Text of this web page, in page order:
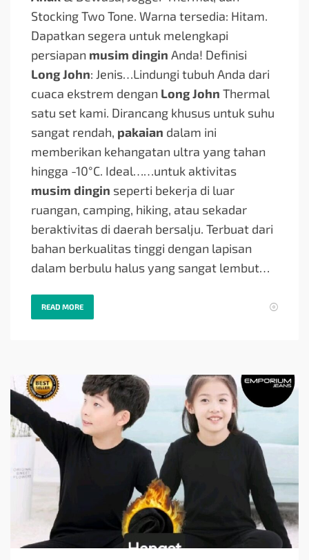
Stocking Two Tone. Warna tersedia: Hitam.
Dapatkan segera untuk melengkapi
persiapan musim dingin Anda! Definisi
Long John: Jenis…Lindungi tubuh Anda dari
cuaca ekstrem dengan Long John Thermal
satu set kami. Dirancang khusus untuk suhu
sangat rendah, pakaian dalam ini
memberikan kehangatan ultra yang tahan
hingga -10°C. Ideal……untuk aktivitas
musim dingin seperti bekerja di luar
ruangan, camping, hiking, atau sekadar
beraktivitas di daerah bersalju. Terbuat dari
bahan berkualitas tinggi dengan lapisan
dalam berbulu halus yang sangat lembut…
READ MORE